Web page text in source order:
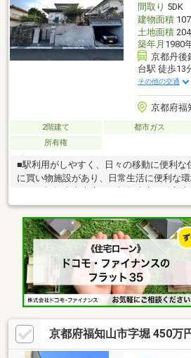
間取り 5DK
建物面積
土地面積
築年月 1980
京都丹後
台駅 徒歩13
その他の交通
京都府福
2階建て 都市ガス
所有権
■駅利用がしやすく、日々の移動に便利な
に買い物施設があり、日常生活に便利な
ンバー１を目指しています！○家を買いた
ームしたいお客様にたくさんの情報を迅
物件情報・住宅ローンetc...どんな事でも
い！○見るだけOK!聞くだけOK!ご相談は
い合わせをお待ちしております♪
京都府福知山市字堀 450万